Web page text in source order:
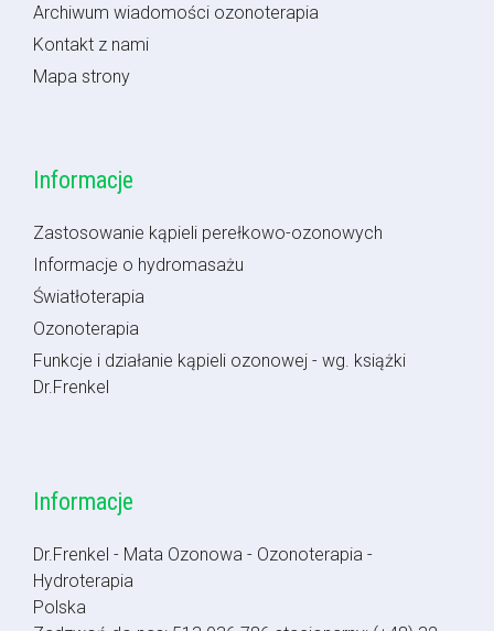
Archiwum wiadomości ozonoterapia
Kontakt z nami
Mapa strony
Informacje
Zastosowanie kąpieli perełkowo-ozonowych
Informacje o hydromasażu
Światłoterapia
Ozonoterapia
Funkcje i działanie kąpieli ozonowej - wg. książki
Dr.Frenkel
Informacje
Dr.Frenkel - Mata Ozonowa - Ozonoterapia -
Hydroterapia
Polska